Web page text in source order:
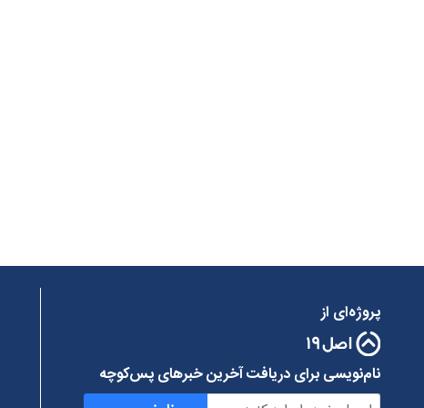
پروژه‌ای از
نام‌نویسی برای دریافت آخرین خبرهای پس‌کوچه